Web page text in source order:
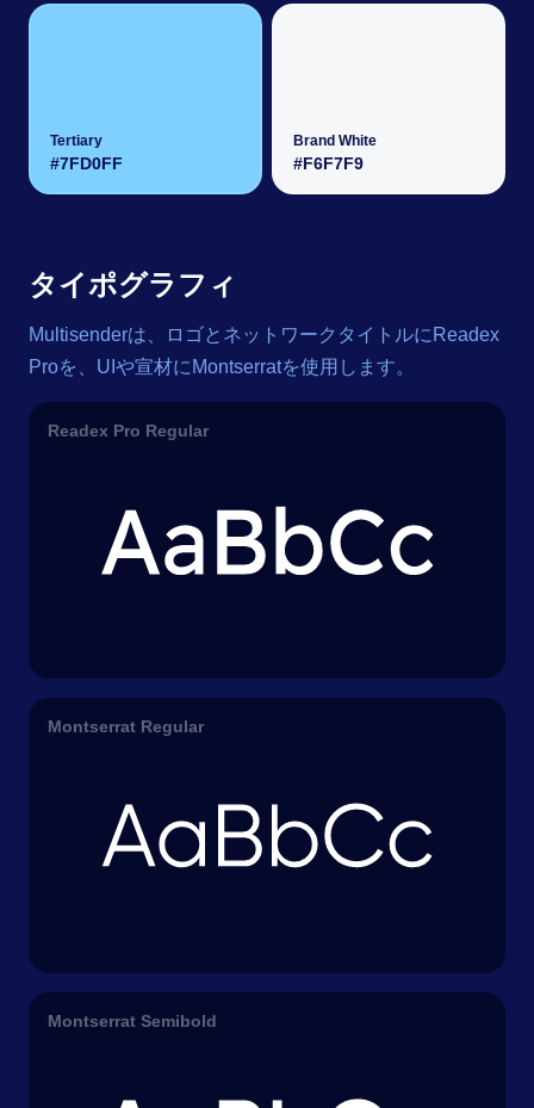
Tertiary
#7FD0FF
Brand White
#F6F7F9
タイポグラフィ
Multisenderは、ロゴとネットワークタイトルにReadex
Proを、UIや宣材にMontserratを使用します。
Readex Pro Regular
Montserrat Regular
Montserrat Semibold